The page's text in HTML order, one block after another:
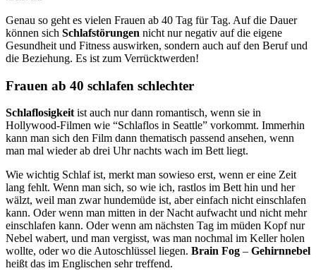
Genau so geht es vielen Frauen ab 40 Tag für Tag. Auf die Dauer
können sich Schlafstörungen nicht nur negativ auf die eigene
Gesundheit und Fitness auswirken, sondern auch auf den Beruf und
die Beziehung. Es ist zum Verrücktwerden!
Frauen ab 40 schlafen schlechter
Schlaflosigkeit ist auch nur dann romantisch, wenn sie in
Hollywood-Filmen wie “Schlaflos in Seattle” vorkommt. Immerhin
kann man sich den Film dann thematisch passend ansehen, wenn
man mal wieder ab drei Uhr nachts wach im Bett liegt.
Wie wichtig Schlaf ist, merkt man sowieso erst, wenn er eine Zeit
lang fehlt. Wenn man sich, so wie ich, rastlos im Bett hin und her
wälzt, weil man zwar hundemüde ist, aber einfach nicht einschlafen
kann. Oder wenn man mitten in der Nacht aufwacht und nicht mehr
einschlafen kann. Oder wenn am nächsten Tag im müden Kopf nur
Nebel wabert, und man vergisst, was man nochmal im Keller holen
wollte, oder wo die Autoschlüssel liegen. Brain Fog – Gehirnnebel
heißt das im Englischen sehr treffend.